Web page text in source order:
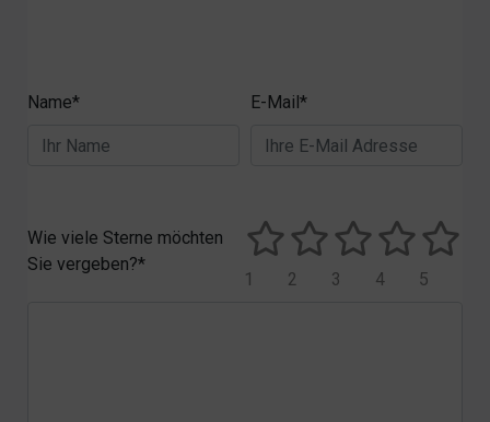
Name* E-Mail*
Wie viele Sterne möchten
Sie vergeben?*
5
4
3
2
1